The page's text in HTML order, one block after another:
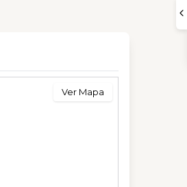
Ver Mapa